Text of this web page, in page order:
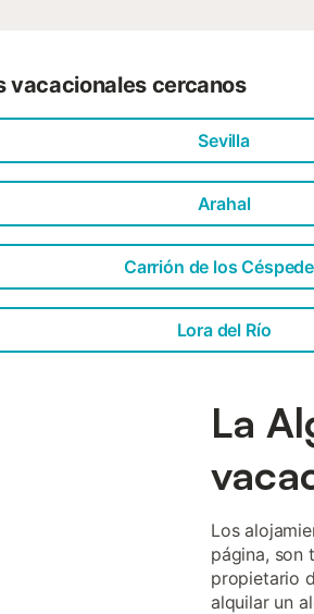
vacacionales cercanos
Sevilla
Arahal
Carrión de los
Lora del Río
La
Los
página, son
propietario
alquilar un